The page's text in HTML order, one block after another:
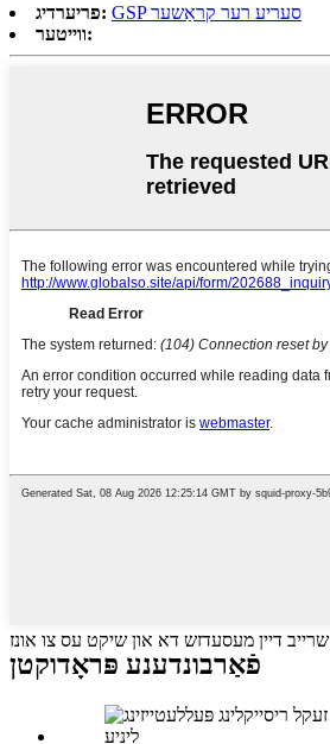
פריערדיג:
GSP סעריע רער קראַשער
ווייטער:
שרייב דיין מעסעדזש דא און שיקט עס צו אונז
פֿאַרבונדענע פּראָדוקטן